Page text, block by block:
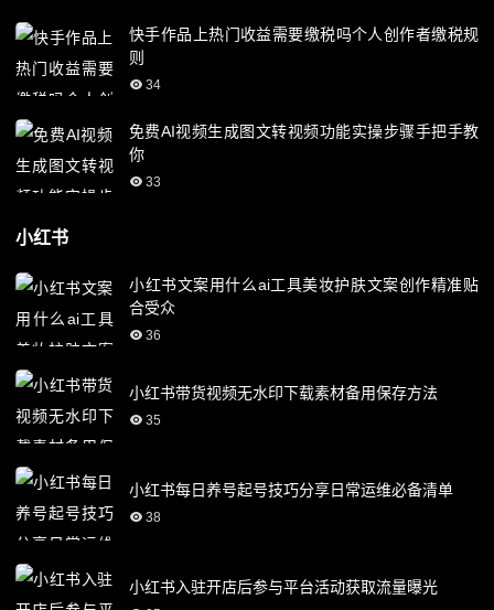
快手作品上热门收益需要缴税吗个人创作者缴税规
则
34
免费AI视频生成图文转视频功能实操步骤手把手教
你
33
小红书
小红书文案用什么ai工具美妆护肤文案创作精准贴
合受众
36
小红书带货视频无水印下载素材备用保存方法
35
小红书每日养号起号技巧分享日常运维必备清单
38
小红书入驻开店后参与平台活动获取流量曝光